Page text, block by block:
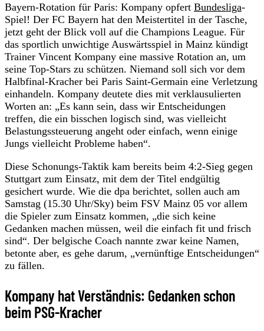
Bayern-Rotation für Paris: Kompany opfert Bundesliga-
Spiel! Der FC Bayern hat den Meistertitel in der Tasche,
jetzt geht der Blick voll auf die Champions League. Für
das sportlich unwichtige Auswärtsspiel in Mainz kündigt
Trainer Vincent Kompany eine massive Rotation an, um
seine Top-Stars zu schützen. Niemand soll sich vor dem
Halbfinal-Kracher bei Paris Saint-Germain eine Verletzung
einhandeln. Kompany deutete dies mit verklausulierten
Worten an: „Es kann sein, dass wir Entscheidungen
treffen, die ein bisschen logisch sind, was vielleicht
Belastungssteuerung angeht oder einfach, wenn einige
Jungs vielleicht Probleme haben“.
Diese Schonungs-Taktik kam bereits beim 4:2-Sieg gegen
Stuttgart zum Einsatz, mit dem der Titel endgültig
gesichert wurde. Wie die dpa berichtet, sollen auch am
Samstag (15.30 Uhr/Sky) beim FSV Mainz 05 vor allem
die Spieler zum Einsatz kommen, „die sich keine
Gedanken machen müssen, weil die einfach fit und frisch
sind“. Der belgische Coach nannte zwar keine Namen,
betonte aber, es gehe darum, „vernünftige Entscheidungen“
zu fällen.
Kompany hat Verständnis: Gedanken schon
beim PSG-Kracher